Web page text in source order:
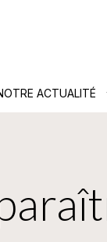
ACTUALITÉ